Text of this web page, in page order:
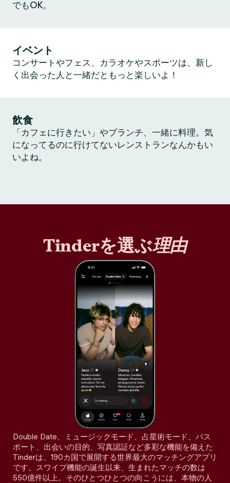
でもOK。
イベント
コンサートやフェス、カラオケやスポーツは、新し
く出会った人と一緒だともっと楽しいよ！
飲食
「カフェに行きたい」やブランチ、一緒に料理。気
になってるのに行けてないレンストランなんかもい
いよね。
Tinderを選ぶ理由
Double Date、ミュージックモード、占星術モード、パス
ポート、出会いの目的、写真認証など多彩な機能を備えた
Tinderは、190カ国で展開する世界最大のマッチングアプリ
です。スワイプ機能の誕生以来、生まれたマッチの数は
550億件以上。そのひとつひとつの向こうには、本物の人